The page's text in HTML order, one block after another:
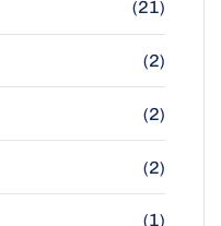
(21)
(2)
(2)
(2)
(1)